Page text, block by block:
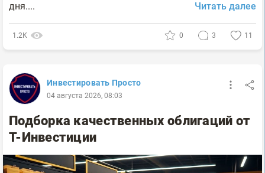
дня.... Читать далее
1.2К 0 3 11
Инвестировать Просто
04 августа 2026, 08:03
Подборка качественных облигаций от
Т-Инвестиции